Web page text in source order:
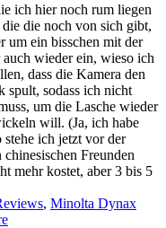
ich hier noch rum liegen
die noch von sich gibt,
um ein bisschen mit der
wieder ein, wieso ich
dass die Kamera den
spult, sodass ich nicht
um die Lasche wieder
will. (Ja, ich habe
ich jetzt vor der
Freunden
mehr kostet, aber 3 bis 5
, Minolta Dynax